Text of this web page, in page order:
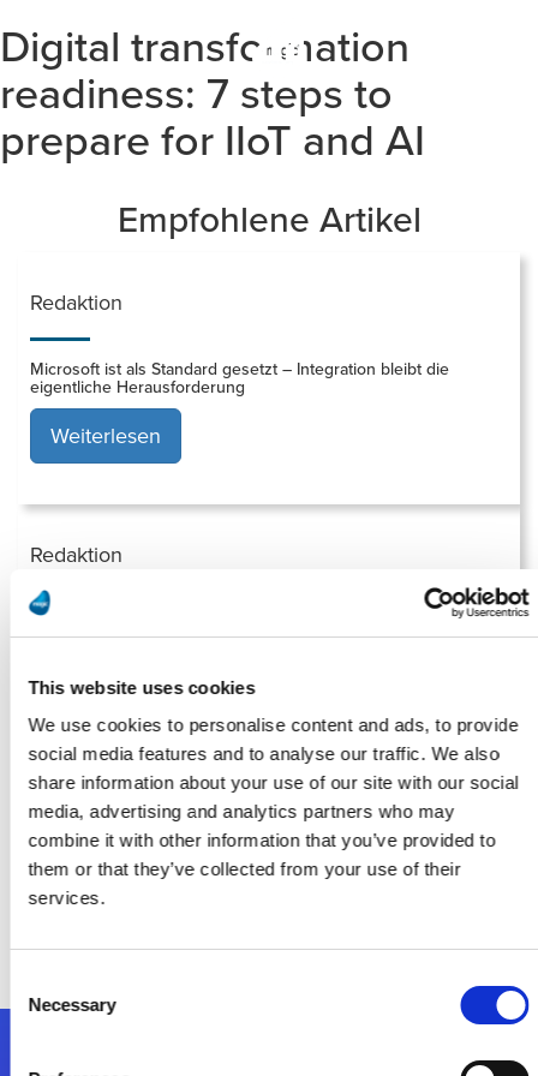
This website uses cookies
We use cookies to personalise content and ads, to provide
social media features and to analyse our traffic. We also
share information about your use of our site with our social
media, advertising and analytics partners who may
combine it with other information that you’ve provided to
them or that they’ve collected from your use of their
services.
Selection
Necessary
Digital transformation
readiness: 7 steps to
prepare for IIoT and AI
Empfohlene Artikel
Redaktion
Microsoft ist als Standard gesetzt – Integration bleibt die
eigentliche Herausforderung
Weiterlesen
Redaktion
Cloud-Integration, KI und Automatisierung Magic Software stellt
smarte Cloud-Lösung für Mittelstand vor
Weiterlesen
Redaktion
Magic Software stellt neue Plattform MagicTouch vor –
Grundlage für KI durch Datenmanagement, Automatisierung
und Cloud-Integration
Weiterlesen